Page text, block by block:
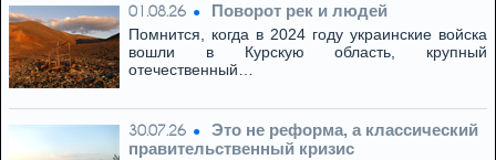
01.08.26 Поворот рек и людей
Помнится, когда в 2024 году украинские войска
вошли в Курскую область, крупный
отечественный…
30.07.26
Это не реформа, а классический
правительственный кризис